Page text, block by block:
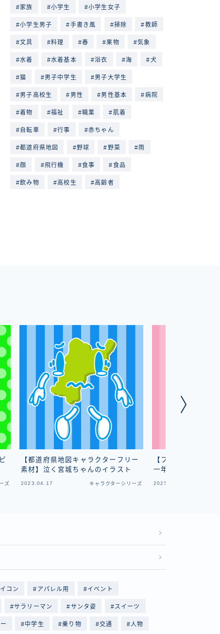
家族 小学生 小学生女子
小学生男子 手書き風 掃除 教師
文具 料理 春 果物 気象
水着 水着基本 浴衣 海 犬
猫 男子中学生 男子大学生
男子高校生 男性 男性基本 病院
着物 福祉 職業 肌着
自転車 行事 赤ちゃん
都道府県地図 野球 野菜 雨
顔 飛行機 食事 食品
飲み物 高校生 高齢者
ズ
【都道府県地図キャラクターフリー
素材】泣く宮城ちゃんのイラスト
2023.04.17 キャラクターシリーズ
【フリー素材】通
一年生男子のイラ
2025.11.16
コン アパレル用 イベント
サラリーマン サンタ姿 スイーツ
中学生 乗り物 交通 人物